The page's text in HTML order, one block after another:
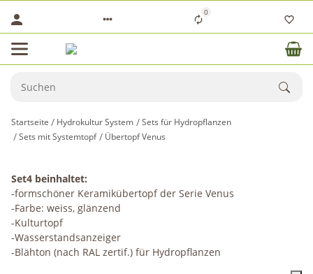
0
Startseite Hydrokultur System
Sets für Hydropflanzen
Sets mit Systemtopf
Übertopf Venus
Set4 beinhaltet:
-formschöner Keramikübertopf der Serie Venus
-Farbe: weiss, glänzend
-Kulturtopf
-Wasserstandsanzeiger
-Blähton (nach RAL zertif.) für Hydropflanzen